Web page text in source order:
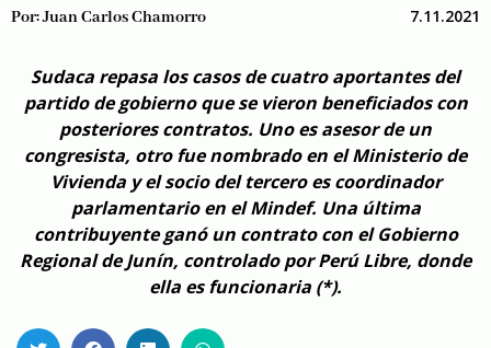
Por:Juan Carlos Chamorro 7.11.2021
Sudaca repasa los casos de cuatro aportantes del
partido de gobierno que se vieron beneficiados con
posteriores contratos. Uno es asesor de un
congresista, otro fue nombrado en el Ministerio de
Vivienda y el socio del tercero es coordinador
parlamentario en el Mindef. Una última
contribuyente ganó un contrato con el Gobierno
Regional de Junín, controlado por Perú Libre, donde
ella es funcionaria (*).